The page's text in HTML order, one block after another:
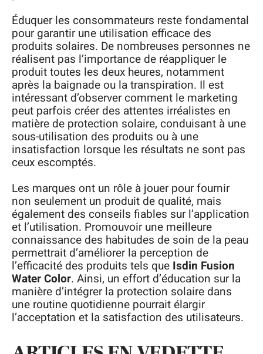
Éduquer les consommateurs reste fondamental
pour garantir une utilisation efficace des
produits solaires. De nombreuses personnes ne
réalisent pas l’importance de réappliquer le
produit toutes les deux heures, notamment
après la baignade ou la transpiration. Il est
intéressant d’observer comment le marketing
peut parfois créer des attentes irréalistes en
matière de protection solaire, conduisant à une
sous-utilisation des produits ou à une
insatisfaction lorsque les résultats ne sont pas
ceux escomptés.
Les marques ont un rôle à jouer pour fournir
non seulement un produit de qualité, mais
également des conseils fiables sur l’application
et l’utilisation. Promouvoir une meilleure
connaissance des habitudes de soin de la peau
permettrait d’améliorer la perception de
l’efficacité des produits tels que Isdin Fusion
Water Color. Ainsi, un effort d’éducation sur la
manière d’intégrer la protection solaire dans
une routine quotidienne pourrait élargir
l’acceptation et la satisfaction des utilisateurs.